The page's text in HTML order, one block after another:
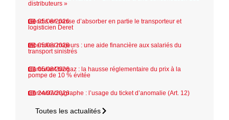
distributeurs »
05/08/2026
Geodis en passe d’absorber en partie le transporteur et
logisticien Deret
05/08/2026
Incendies majeurs : une aide financière aux salariés du
transport sinistrés
05/08/2026
Carburant biogaz : la hausse réglementaire du prix à la
pompe de 10 % évitée
24/07/2026
Chronotachygraphe : l’usage du ticket d’anomalie (Art. 12)
Toutes les actualités